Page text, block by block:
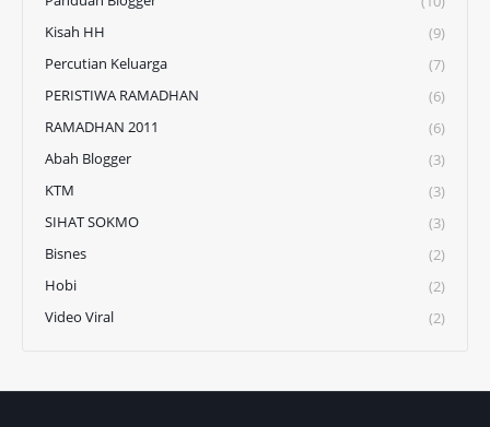
Kisah HH
(9)
Percutian Keluarga
(7)
PERISTIWA RAMADHAN
(6)
RAMADHAN 2011
(6)
Abah Blogger
(3)
KTM
(3)
SIHAT SOKMO
(3)
Bisnes
(2)
Hobi
(2)
Video Viral
(2)